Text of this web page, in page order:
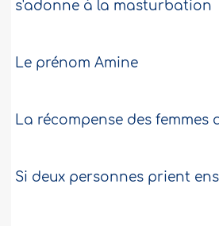
s'adonne à la masturbation
Le prénom Amine
La récompense des femmes
Si deux personnes prient